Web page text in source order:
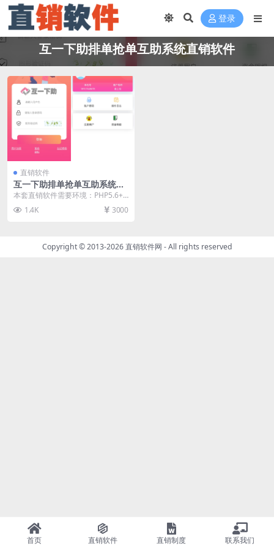
登录
互一下助排单抢单互助系统直销软件
直销软件
互一下助排单抢单互助系统直
销软件 直销系统 直销管理软
本套直销软件需要环境：PHP5.6+
MYSQL，是一套互一下助排单抢单
互助系统直...
1.4K 3000
Copyright © 2013-2026直销软件网 - All rights reserved
首页 直销软件 直销制度 联系我们